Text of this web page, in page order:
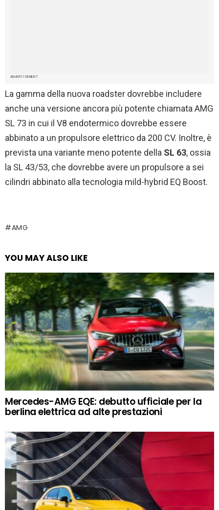
ADVERTISEMENT
La gamma della nuova roadster dovrebbe includere
anche una versione ancora più potente chiamata AMG
SL 73 in cui il V8 endotermico dovrebbe essere
abbinato a un propulsore elettrico da 200 CV. Inoltre, è
prevista una variante meno potente della SL 63, ossia
la SL 43/53, che dovrebbe avere un propulsore a sei
cilindri abbinato alla tecnologia mild-hybrid EQ Boost.
AMG
YOU MAY ALSO LIKE
Mercedes-AMG EQE: debutto ufficiale per la
berlina elettrica ad alte prestazioni